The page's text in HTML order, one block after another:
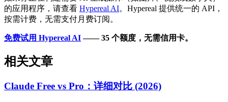
的应用程序，请查看 Hypereal AI。Hypereal 提供统一的 API，
按需计费，无需支付月费订阅。
免费试用 Hypereal AI—— 35 个额度，无需信用卡。
相关文章
Claude Free vs Pro：详细对比 (2026)